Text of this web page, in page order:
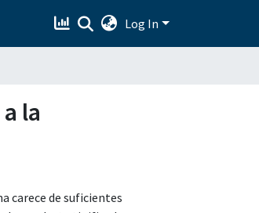
Log In
la
carece de suficientes